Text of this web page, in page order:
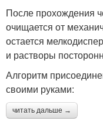
После прохождения
очищается от
остается
и растворы
Алгоритм
своими руками:
читать дальше →